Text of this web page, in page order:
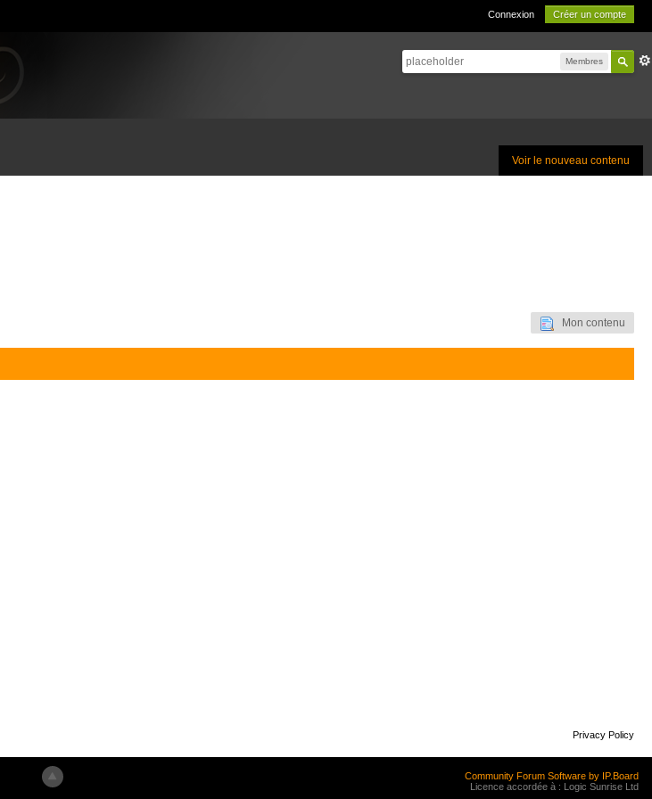
Connexion Créer un compte
Membres
Voir le nouveau contenu
Mon contenu
Privacy Policy
Community Forum Software by IP.Board
Licence accordée à : Logic Sunrise Ltd